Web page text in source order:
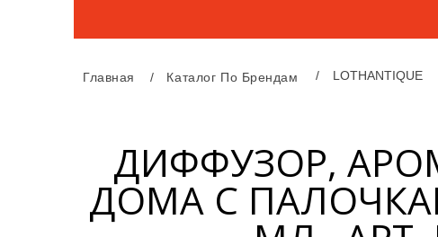
Главная Каталог По Брендам LOTHANTIQUE
ДИФФУЗОР,
ДОМА С